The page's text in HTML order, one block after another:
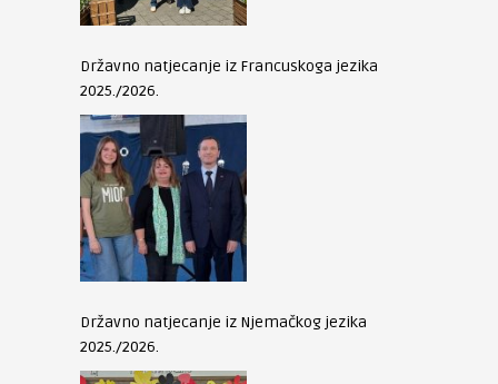
Državno natjecanje iz Francuskoga jezika
2025./2026.
Državno natjecanje iz Njemačkog jezika
2025./2026.